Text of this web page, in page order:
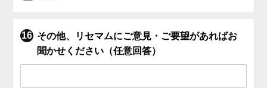
その他、リセマムにご意見・ご要望があればお
聞かせください（任意回答）